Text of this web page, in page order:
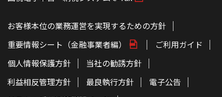
お客様本位の業務運営を実現するための方針
重要情報シート（金融事業者編）
ご利用ガイド
個人情報保護方針
当社の勧誘方針
利益相反管理方針
最良執行方針
電子公告